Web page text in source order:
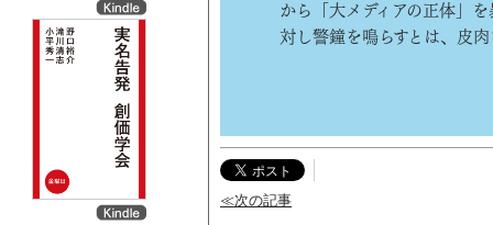
から「大メディアの正体」
対し警鐘を鳴らすとは、皮
≪次の記事